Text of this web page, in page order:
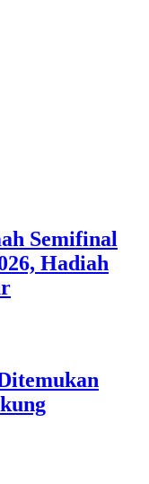
Semifinal
Hadiah